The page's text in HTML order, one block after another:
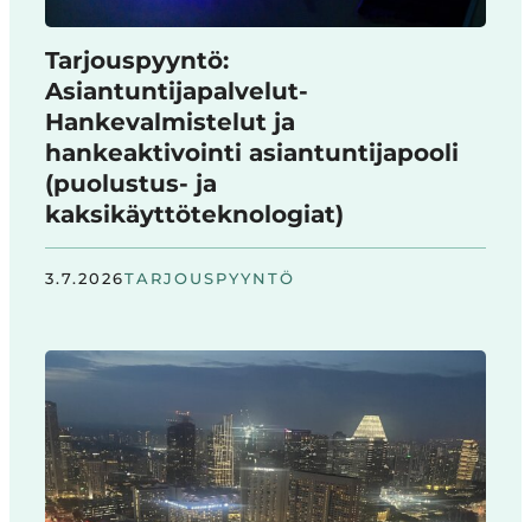
Tarjouspyyntö:
Asiantuntijapalvelut-
Hankevalmistelut ja
hankeaktivointi asiantuntijapooli
(puolustus- ja
kaksikäyttöteknologiat)
3.7.2026TARJOUSPYYNTÖ